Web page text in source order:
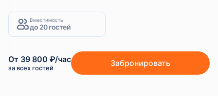
Вместимость
до 20 гостей
От 39 800 ₽/час
за всех гостей Забронировать